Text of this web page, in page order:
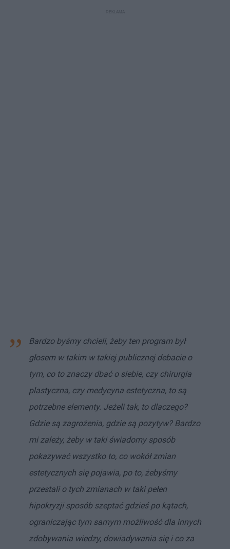
Bardzo byśmy chcieli, żeby ten program był
głosem w takim w takiej publicznej debacie o
tym, co to znaczy dbać o siebie, czy chirurgia
plastyczna, czy medycyna estetyczna, to są
potrzebne elementy. Jeżeli tak, to dlaczego?
Gdzie są zagrożenia, gdzie są pozytyw? Bardzo
mi zależy, żeby w taki świadomy sposób
pokazywać wszystko to, co wokół zmian
estetycznych się pojawia, po to, żebyśmy
przestali o tych zmianach w taki pełen
hipokryzji sposób szeptać gdzieś po kątach,
ograniczając tym samym możliwość dla innych
zdobywania wiedzy, dowiadywania się i co za